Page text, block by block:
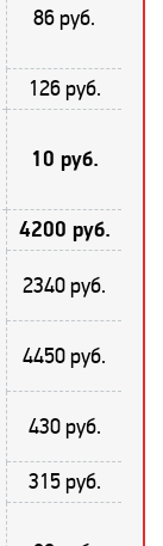
86 руб.
126 руб.
10 руб.
4200 руб.
2340 руб.
4450 руб.
430 руб.
315 руб.